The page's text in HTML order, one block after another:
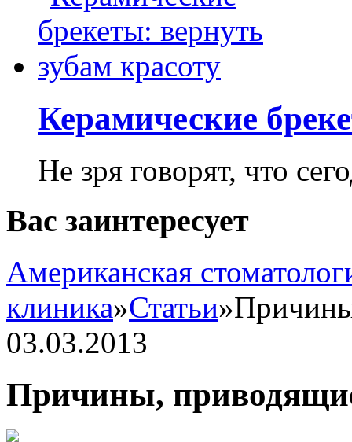
Керамические
Не зря говорят, что
Вас заинтересует
Американская
клиника»Статьи»
03.03.2013
Причины,